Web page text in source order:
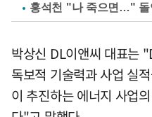
홍석천 "나 죽으면…" 돌
박상신 DL이앤씨 대표는
독보적 기술력과 사업 실
이 추진하는 에너지 사업